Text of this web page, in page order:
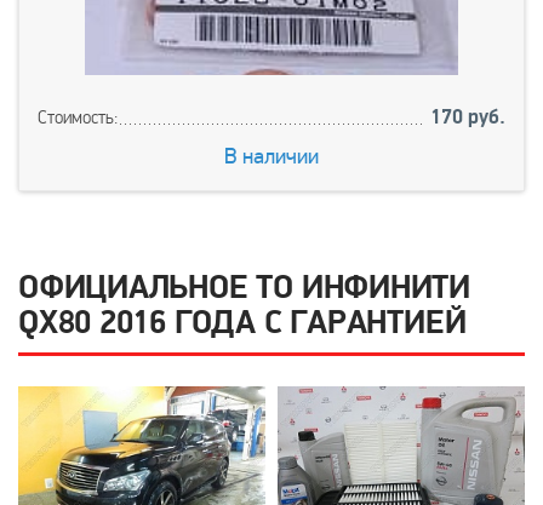
Стоимость:
170 руб.
В наличии
ОФИЦИАЛЬНОЕ ТО ИНФИНИТИ
QX80 2016 ГОДА С ГАРАНТИЕЙ